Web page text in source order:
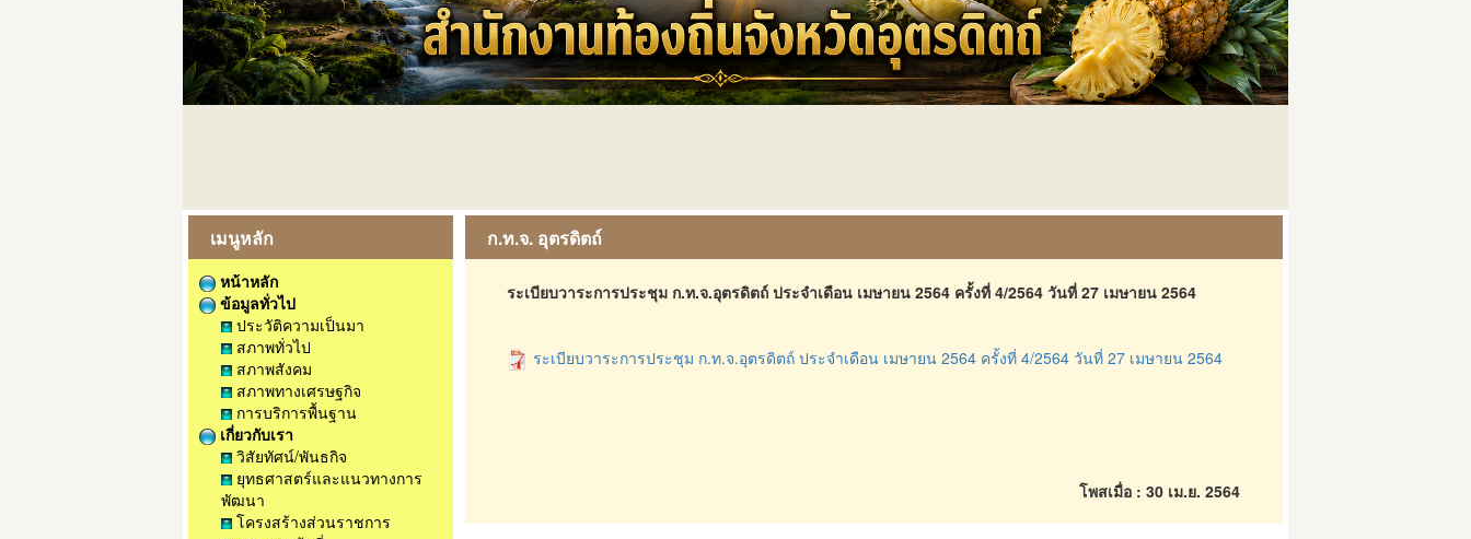
เมนูหลัก
หน้าหลัก
ข้อมูลทั่วไป
ประวัติความเป็นมา
สภาพทั่วไป
สภาพสังคม
สภาพทางเศรษฐกิจ
การบริการพื้นฐาน
เกี่ยวกับเรา
วิสัยทัศน์/พันธกิจ
ยุทธศาสตร์และแนวทางการ
พัฒนา
โครงสร้างส่วนราชการ
ก.ท.จ. อุตรดิตถ์
ระเบียบวาระการประชุม ก.ท.จ.อุตรดิตถ์ ประจำเดือน เมษายน 2564 ครั้งที่ 4/2564 วันที่ 27 เมษายน 2564
ระเบียบวาระการประชุม ก.ท.จ.อุตรดิตถ์ ประจำเดือน เมษายน 2564 ครั้งที่ 4/2564 วันที่ 27 เมษายน 2564
โพสเมื่อ : 30 เม.ย. 2564